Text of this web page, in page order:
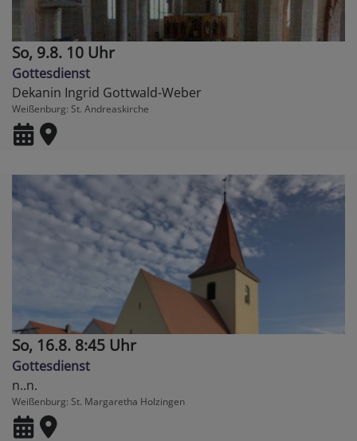
So, 9.8. 10 Uhr
Gottesdienst
Dekanin Ingrid Gottwald-Weber
Weißenburg St. Andreaskirche
So, 16.8. 8:45 Uhr
Gottesdienst
n..n.
Weißenburg St. Margaretha Holzingen